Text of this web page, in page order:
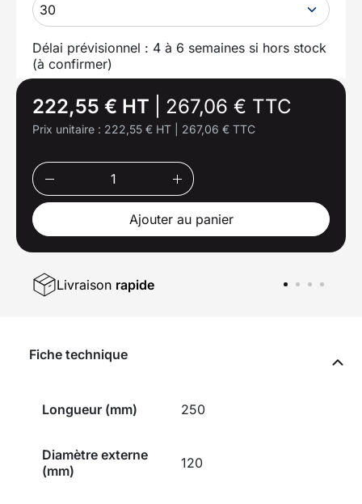
30
Délai prévisionnel : 4 à 6 semaines si hors stock
(à confirmer)
222,55 € HT 267,06 € TTC
Prix unitaire : 222,55 € HT 267,06 € TTC
Ajouter au panier
Livraison rapide
Fiche technique
Longueur (mm) 250
Diamètre externe
(mm)
120